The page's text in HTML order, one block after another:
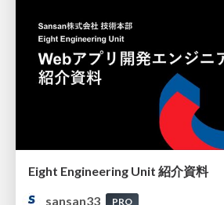
Eight Engineering Unit 紹介資料
sansan33
PRO